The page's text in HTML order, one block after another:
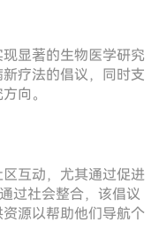
显著的生物医学研究
疗法的倡议，同时支
向。
互动，尤其通过促进
过社会整合，该倡议
源以帮助他们导航个